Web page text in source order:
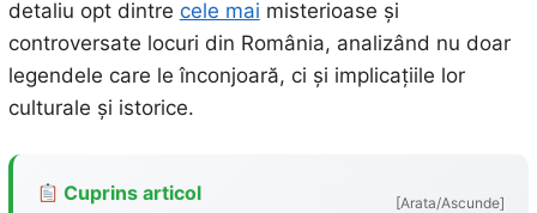
detaliu opt dintre cele mai misterioase și
controversate locuri din România, analizând nu doar
legendele care le înconjoară, ci și implicațiile lor
culturale și istorice.
Cuprins articol [Arata/Ascunde]